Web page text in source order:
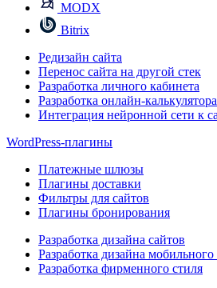
MODX
Bitrix
Редизайн сайта
Перенос сайта на другой стек
Разработка личного кабинета
Разработка онлайн-калькулятора
Интеграция нейронной сети к
WordPress-плагины
Платежные шлюзы
Плагины доставки
Фильтры для сайтов
Плагины бронирования
Разработка дизайна сайтов
Разработка дизайна
Разработка фирменного стиля